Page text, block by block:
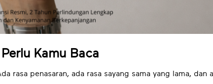
Kamu Baca
rasa penasaran, ada rasa sayang sama yang lama, dan